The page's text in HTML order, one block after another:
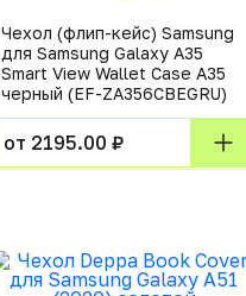
Чехол (флип-кейс) Samsung
для Samsung Galaxy A35
Smart View Wallet Case A35
черный (EF-ZA356CBEGRU)
от 2195.00 ₽